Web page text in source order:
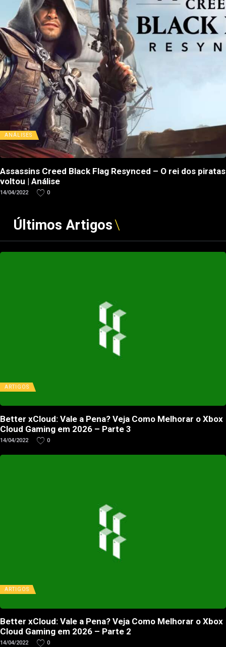
ANÁLISES
Assassins Creed Black Flag Resynced – O rei dos piratas
voltou | Análise
14/04/2022 0
Últimos Artigos
ARTIGOS
Better xCloud: Vale a Pena? Veja Como Melhorar o Xbox
Cloud Gaming em 2026 – Parte 3
14/04/2022 0
ARTIGOS
Better xCloud: Vale a Pena? Veja Como Melhorar o Xbox
Cloud Gaming em 2026 – Parte 2
14/04/2022 0